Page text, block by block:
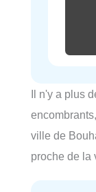
Il n'y a plus
ville de
proche de la